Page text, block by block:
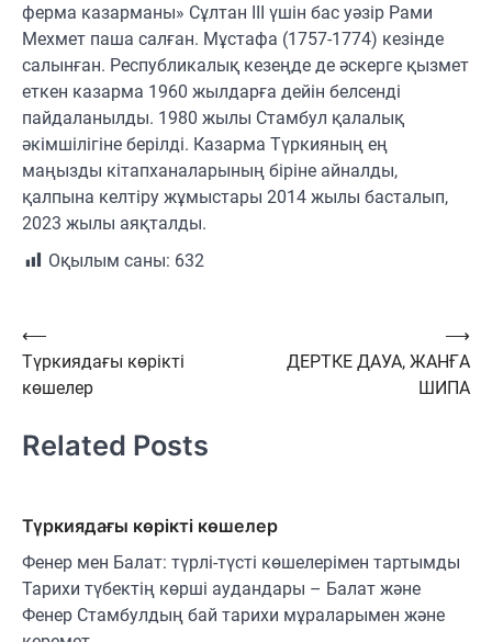
ферма казарманы» Сұлтан III үшін бас уәзір Рами
Мехмет паша салған. Мұстафа (1757-1774) кезінде
салынған. Республикалық кезеңде де әскерге қызмет
еткен казарма 1960 жылдарға дейін белсенді
пайдаланылды. 1980 жылы Стамбул қалалық
әкімшілігіне берілді. Казарма Түркияның ең
маңызды кітапханаларының біріне айналды,
қалпына келтіру жұмыстары 2014 жылы басталып,
2023 жылы аяқталды.
Оқылым саны: 632
Навигация
по
записям
⟵
Түркиядағы көрікті
көшелер
ДЕРТКЕ ДАУА, ЖАНҒА
ШИПА
⟶
Related Posts
Түркиядағы көрікті көшелер
Фенер мен Балат: түрлі-түсті көшелерімен тартымды
Тарихи түбектің көрші аудандары – Балат және
Фенер Стамбулдың бай тарихи мұраларымен және